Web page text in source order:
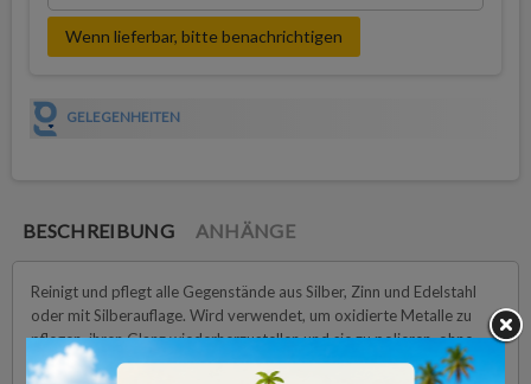
Wenn lieferbar, bitte benachrichtigen
GELEGENHEITEN
BESCHREIBUNG ANHÄNGE
Reinigt und pflegt alle Gegenstände aus Silber, Zinn und Edelstahl
oder mit Silberauflage. Wird verwendet, um oxidierte Metalle zu
pflegen, ihren Glanz wiederherzustellen und sie zu polieren, ohne
ihre Oberfläche zu beschädigen.